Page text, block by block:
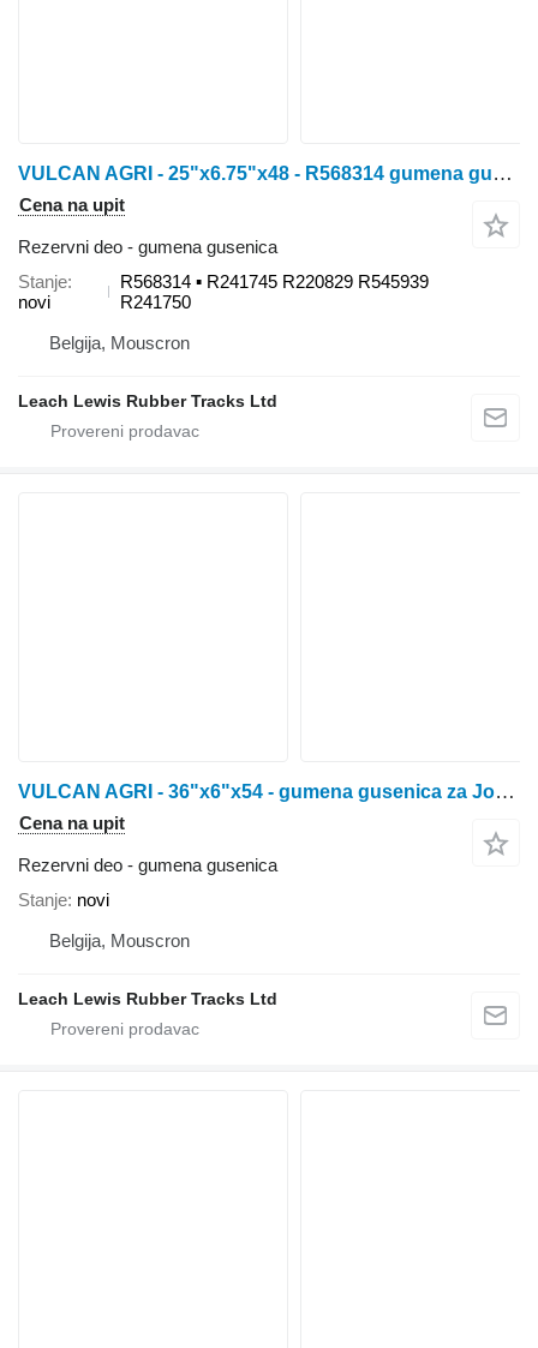
VULCAN AGRI - 25"x6.75"x48 - R568314 gumena gusenica za John Deere 8000T / 8100T / 8200T / 8300T / 8400T / 8110T / 8210T / 8310T / 8410T / 8120T / 8220T / 8320T / 8420T / 8520T / 8130T / 8230T / 8330T / 8430T / 8530T traktora guseničara
Cena na upit
Rezervni deo - gumena gusenica
Stanje
novi
R568314 ▪ R241745 R220829 R545939
R241750
Belgija, Mouscron
Leach Lewis Rubber Tracks Ltd
VULCAN AGRI - 36"x6"x54 - gumena gusenica za John Deere 8000T / 8100T / 8200T / 8300T / 8400T / 8110T / 8210T / 8310T / 8410T / 8120T / 8220T / 8320T / 8420T / 8520T / 8130T / 8230T / 8330T / 8430T / 8530T traktora guseničara
Cena na upit
Rezervni deo - gumena gusenica
Stanje novi
Belgija, Mouscron
Leach Lewis Rubber Tracks Ltd